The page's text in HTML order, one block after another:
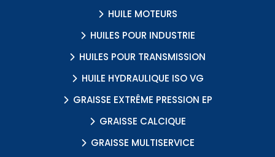
HUILE MOTEURS
HUILES POUR INDUSTRIE
HUILES POUR TRANSMISSION
HUILE HYDRAULIQUE ISO VG
GRAISSE EXTRÊME PRESSION EP
GRAISSE CALCIQUE
GRAISSE MULTISERVICE